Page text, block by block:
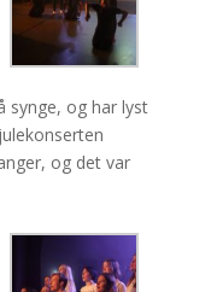
synge, og har lyst
og det var